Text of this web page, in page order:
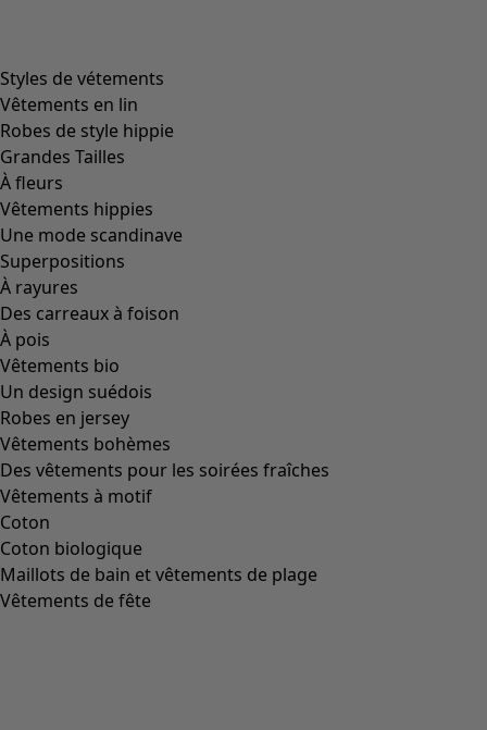
Styles de vétements
Vêtements en lin
Robes de style hippie
Grandes Tailles
À fleurs
Vêtements hippies
Une mode scandinave
Superpositions
À rayures
Des carreaux à foison
À pois
Vêtements bio
Un design suédois
Robes en jersey
Vêtements bohèmes
Des vêtements pour les soirées fraîches
Vêtements à motif
Coton
Coton biologique
Maillots de bain et vêtements de plage
Vêtements de fête